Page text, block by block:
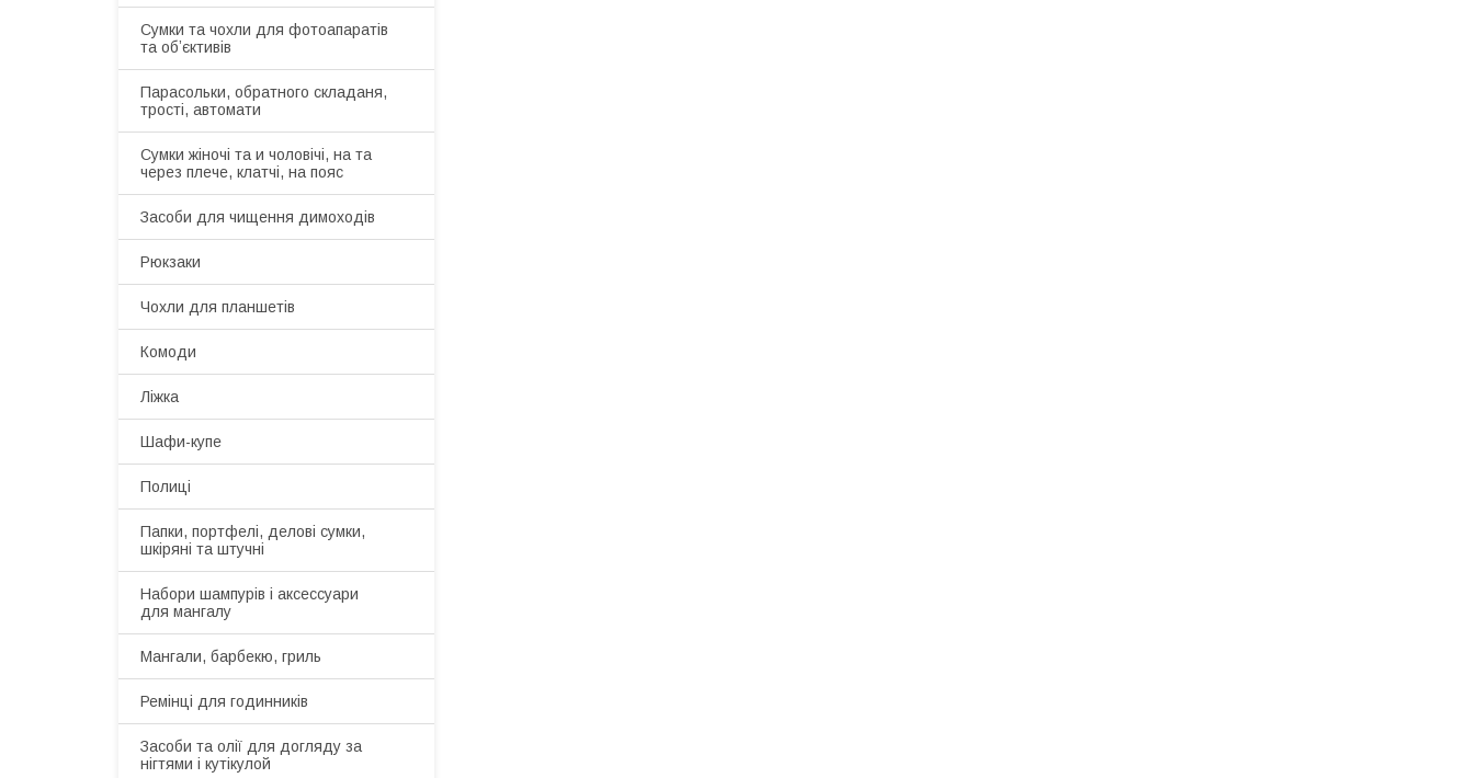
Сумки та чохли для фотоапаратів
та обʼєктивів
Парасольки, обратного складаня,
трості, автомати
Сумки жіночі та и чоловічі, на та
через плече, клатчі, на пояс
Засоби для чищення димоходів
Рюкзаки
Чохли для планшетів
Комоди
Ліжка
Шафи-купе
Полиці
Папки, портфелі, делові сумки,
шкіряні та штучні
Набори шампурів і аксессуари
для мангалу
Мангали, барбекю, гриль
Ремінці для годинників
Засоби та олії для догляду за
нігтями і кутікулой